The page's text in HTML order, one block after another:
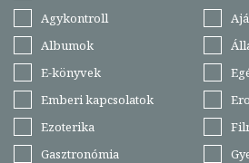
Agykontroll
Albumok
E-könyvek
Emberi kapcsolatok
Ezoterika
Gasztronómia